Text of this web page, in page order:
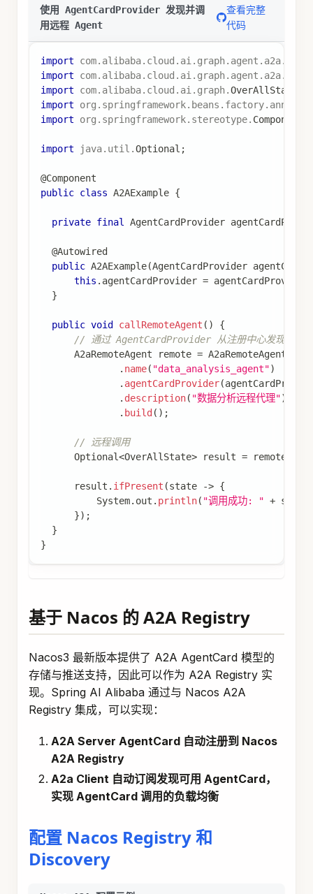
使用 AgentCardProvider 发现并调
用远程 Agent
查看完整
代码
import com. alibaba. cloud . ai . graph. agent . a2a.
import
com. alibaba. cloud . ai . graph. agent . a2a.
import
com. alibaba. cloud . ai . graph.OverAllState
import
org . springframework. beans . factory.
import
org . springframework. stereotype. Component
import java. util .Optional ;
@Component
public class A2AExample {
private final AgentCardProvider
@Autowired
public A2AExample(AgentCardProvider
this . agentCardProvider = agentCardProvider
}
public void callRemoteAgent ( )
{
// 通过 AgentCardProvider 从注册中心发现
A2aRemoteAgent remote = A2aRemoteAgent
. name( "data_analysis_agent")
. agentCardProvider(
. description( "数据分析远程代理")
. build ( ) ;
// 远程调用
Optional<OverAllState> result = remote
      result
. ifPresent (state -> {
System. out . println( "调用成功: " + state
}) ;
}
}
基于 Nacos 的 A2A Registry
Nacos3 最新版本提供了 A2A AgentCard 模型的
存储与推送支持，因此可以作为 A2A Registry 实
现。Spring AI Alibaba 通过与 Nacos A2A
Registry 集成，可以实现：
A2A Server AgentCard 自动注册到 Nacos
A2A Registry
A2a Client 自动订阅发现可用 AgentCard，
实现 AgentCard 调用的负载均衡
配置 Nacos Registry 和
Discovery